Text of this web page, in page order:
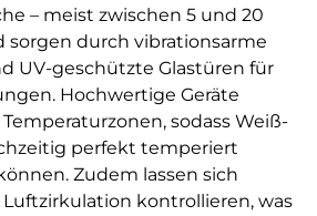
– meist zwischen 5 und 20
sorgen durch vibrationsarme
UV-geschützte Glastüren für
Hochwertige Geräte
sodass Weiß-
perfekt temperiert
Zudem lassen sich
kontrollieren, was